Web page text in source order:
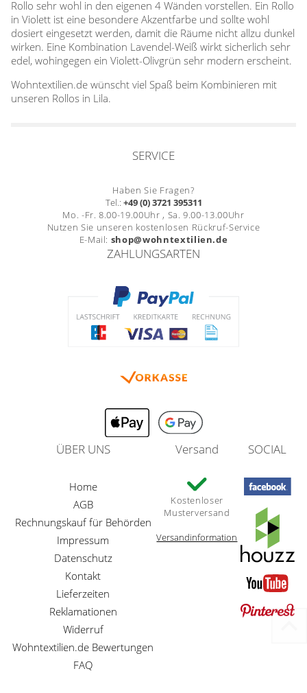
Rollo sehr wohl in den eigenen 4 Wänden vorstellen. Ein Rollo
in Violett ist eine besondere Akzentfarbe und sollte wohl
dosiert eingesetzt werden, damit die Räume nicht allzu dunkel
wirken. Eine Kombination Lavendel-Weiß wirkt sicherlich sehr
edel, wohingegen ein Violett-Olivgrün sehr modern erscheint.
Wohntextilien.de wünscht viel Spaß beim Kombinieren mit
unseren Rollos in Lila.
SERVICE
Haben Sie Fragen?
Tel.: +49 (0) 3721 395311
Mo. -Fr. 8.00-19.00Uhr , Sa. 9.00-13.00Uhr
Nutzen Sie unseren kostenlosen Rückruf-Service
E-Mail: shop@wohntextilien.de
ZAHLUNGSARTEN
ÜBER UNS
Home
AGB
Rechnungskauf für Behörden
Impressum
Datenschutz
Kontakt
Lieferzeiten
Reklamationen
Widerruf
Wohntextilien.de Bewertungen
FAQ
Versand
Kostenloser
Musterversand
Versandinformation
SOCIAL